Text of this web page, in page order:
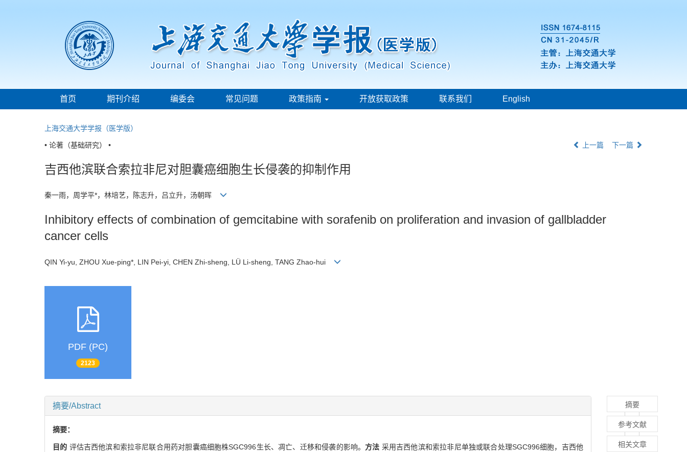
首页 期刊介绍 编委会 常见问题 政策指南 开放获取政策 联系我们 English
上海交通大学学报（医学版）
• 论著（基础研究） • 上一篇 下一篇
吉西他滨联合索拉非尼对胆囊癌细胞生长侵袭的抑制作用
秦一雨，周学平*，林培艺，陈志升，吕立升，汤朝晖
Inhibitory effects of combination of gemcitabine with sorafenib on proliferation and invasion of gallbladder
cancer cells
QIN Yi-yu, ZHOU Xue-ping*, LIN Pei-yi, CHEN Zhi-sheng, LÜ Li-sheng, TANG Zhao-hui
PDF (PC)
2123
摘要/Abstract
摘要：
目的 评估吉西他滨和索拉非尼联合用药对胆囊癌细胞株SGC996生长、凋亡、迁移和侵袭的影响。 方法 采用吉西他滨和索拉非尼单独或联合处理SGC996细胞，吉西他
摘要
参考文献
相关文章